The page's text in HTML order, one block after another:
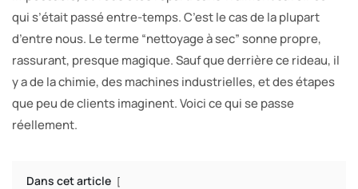
qui s’était passé entre-temps. C’est le cas de la plupart
d’entre nous. Le terme “nettoyage à sec” sonne propre,
rassurant, presque magique. Sauf que derrière ce rideau, il
y a de la chimie, des machines industrielles, et des étapes
que peu de clients imaginent. Voici ce qui se passe
réellement.
Dans cet article